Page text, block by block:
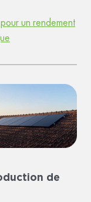
un rendement
de